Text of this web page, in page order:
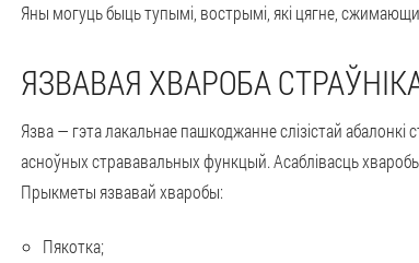
Яны могуць быць тупымі, вострымі, які цягне,
ЯЗВАВАЯ ХВАРОБА
Язва — гэта лакальнае пашкоджанне слізістай абалонкі
асноўных стрававальных функцый. Асаблівасць
Прыкметы язвавай хваробы:
Пякотка;